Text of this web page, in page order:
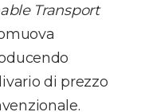
Transport
di prezzo